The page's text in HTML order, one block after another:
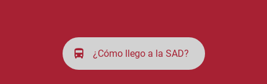
¿Cómo llego a la SAD?